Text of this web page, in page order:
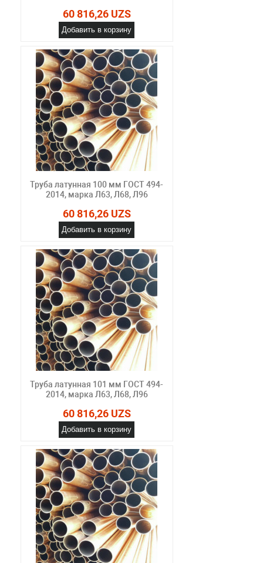
60 816,26 UZS
Добавить в корзину
Труба латунная 100 мм ГОСТ 494-
2014, марка Л63, Л68, Л96
60 816,26 UZS
Добавить в корзину
Труба латунная 101 мм ГОСТ 494-
2014, марка Л63, Л68, Л96
60 816,26 UZS
Добавить в корзину